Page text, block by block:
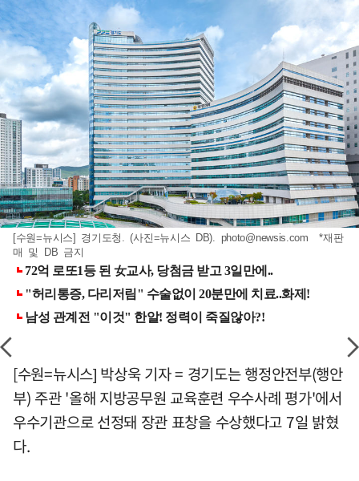
[수원=뉴시스] 경기도청. (사진=뉴시스 DB). photo@newsis.com *재판
매 및 DB 금지
[수원=뉴시스] 박상욱 기자 = 경기도는 행정안전부(행안
부) 주관 '올해 지방공무원 교육훈련 우수사례 평가'에서
우수기관으로 선정돼 장관 표창을 수상했다고 7일 밝혔
다.